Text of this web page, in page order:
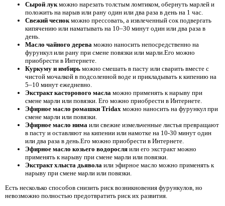
Сырой лук можно нарезать толстым ломтиком, обернуть марлей и
положить на нарыв или рану один или два раза в день на 1 час.
Свежий чеснок можно прессовать, а извлеченный сок подвергать
кипячению или наматывать на 10–30 минут один или два раза в
день.
Масло чайного дерева можно наносить непосредственно на
фурункул или рану при смене повязки или марли.Его можно
приобрести в Интернете.
Куркуму и имбирь можно смешать в пасту или сварить вместе с
чистой мочалкой в ​​подсоленной воде и прикладывать к кипению на
5–10 минут ежедневно.
Экстракт касторового масла можно применять к нарыву при
смене марли или повязки. Его можно приобрести в Интернете.
Эфирное масло ромашки Tridax можно наносить на фурункул при
смене марли или повязки.
Эфирное масло нима или свежие измельченные листья превращают
в пасту и оставляют на кипении или намотке на 10-30 минут один
или два раза в день.Его можно приобрести в Интернете.
Эфирное масло козьего водоросля или его экстракт можно
применять к нарыву при смене марли или повязки.
Экстракт хлыста дьявола или эфирное масло можно применять к
нарыву при смене марли или повязки.
Есть несколько способов снизить риск возникновения фурункулов, но
невозможно полностью предотвратить риск их развития.